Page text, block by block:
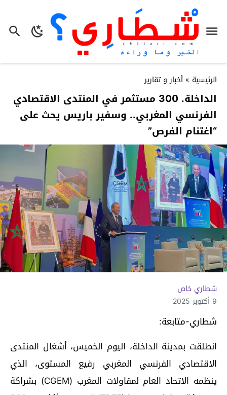
الرئيسية » أخبار و تقارير
الداخلة. 300 مستثمر في المنتدى الاقتصادي
الفرنسي المغربي.. وسفير باريس يحث على
“اغتنام الفرص”
شطاري خاص
9 أكتوبر 2025
شطاري-متابعة:
انطلقت بمدينة الداخلة، اليوم الخميس، أشغال المنتدى
الاقتصادي الفرنسي المغربي رفيع المستوى، الذي
ينظمه الاتحاد العام لمقاولات المغرب (CGEM) بشراكة